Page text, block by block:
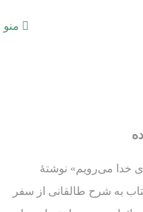
منو
می‌رویم» نوشتۀ
به شرح طالقانی از سفر